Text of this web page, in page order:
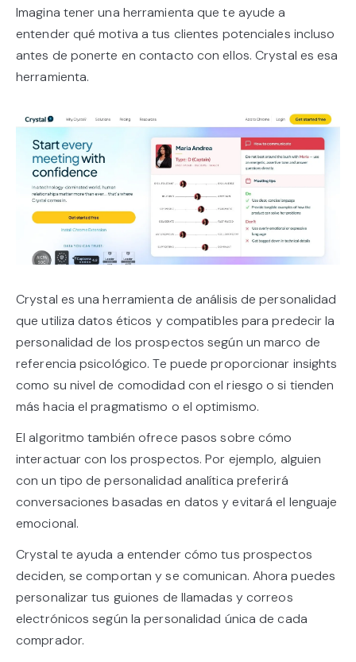
Imagina tener una herramienta que te ayude a
entender qué motiva a tus clientes potenciales incluso
antes de ponerte en contacto con ellos. Crystal es esa
herramienta.
Crystal es una herramienta de análisis de personalidad
que utiliza datos éticos y compatibles para predecir la
personalidad de los prospectos según un marco de
referencia psicológico. Te puede proporcionar insights
como su nivel de comodidad con el riesgo o si tienden
más hacia el pragmatismo o el optimismo.
El algoritmo también ofrece pasos sobre cómo
interactuar con los prospectos. Por ejemplo, alguien
con un tipo de personalidad analítica preferirá
conversaciones basadas en datos y evitará el lenguaje
emocional.
Crystal te ayuda a entender cómo tus prospectos
deciden, se comportan y se comunican. Ahora puedes
personalizar tus guiones de llamadas y correos
electrónicos según la personalidad única de cada
comprador.